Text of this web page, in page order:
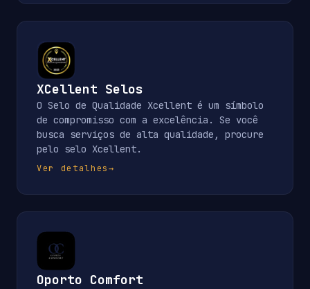
XCellent Selos
O Selo de Qualidade Xcellent é um símbolo
de compromisso com a excelência. Se você
busca serviços de alta qualidade, procure
pelo selo Xcellent.
Ver detalhes→
Oporto Comfort